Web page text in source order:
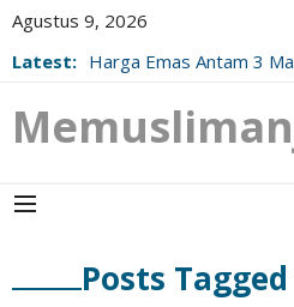
Agustus 9, 2026
Latest: Harga Emas Antam 3
Posts